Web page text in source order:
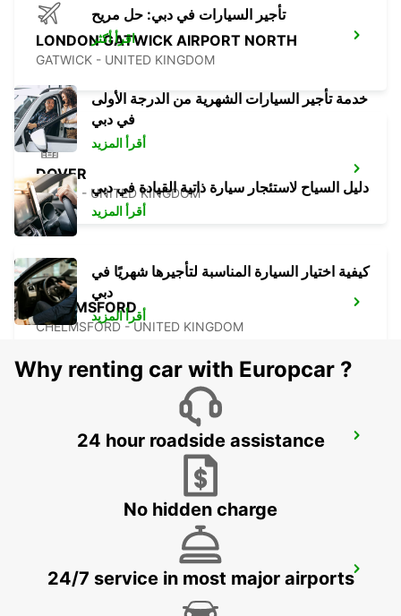
LONDON GATWICK AIRPORT NORTH
GATWICK - UNITED KINGDOM
DOVER
DOVER - UNITED KINGDOM
CHELMSFORD
CHELMSFORD - UNITED KINGDOM
LONDON VICTORIA
LONDON - UNITED KINGDOM
LONDON KINGS CROSS
تأجير السيارات في دبي: حل مريح
اقرأ أكثر
خدمة تأجير السيارات الشهرية من الدرجة الأولى
في دبي
أقرأ المزيد
دليل السياح لاستئجار سيارة ذاتية القيادة في دبي
أقرأ المزيد
كيفية اختيار السيارة المناسبة لتأجيرها شهريًا في
دبي
أقرأ المزيد
Why renting car with Europcar ?
24 hour roadside assistance
No hidden charge
24/7 service in most major airports